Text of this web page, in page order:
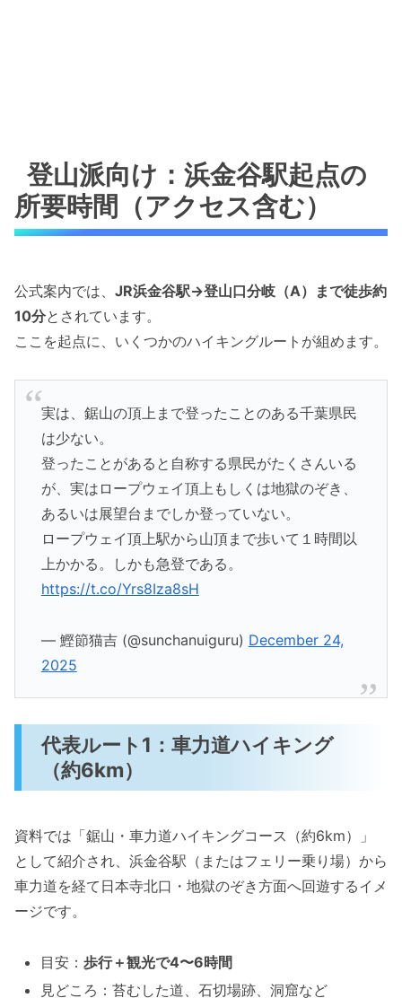
登山派向け：浜金谷駅起点の
所要時間（アクセス含む）
公式案内では、 JR浜金谷駅→登山口分岐（A）まで徒歩約
10分とされています。
ここを起点に、いくつかのハイキングルートが組めます。
実は、鋸山の頂上まで登ったことのある千葉県民
は少ない。
登ったことがあると自称する県民がたくさんいる
が、実はロープウェイ頂上もしくは地獄のぞき、
あるいは展望台までしか登っていない。
ロープウェイ頂上駅から山頂まで歩いて１時間以
上かかる。しかも急登である。
https://t.co/Yrs8Iza8sH
— 鰹節猫吉 (@sunchanuiguru) December 24,
2025
代表ルート1：車力道ハイキング
（約6km）
資料では「鋸山・車力道ハイキングコース（約6km）」
として紹介され、浜金谷駅（またはフェリー乗り場）から
車力道を経て日本寺北口・地獄のぞき方面へ回遊するイメ
ージです。
目安：歩行＋観光で4〜6時間
見どころ：苔むした道、石切場跡、洞窟など